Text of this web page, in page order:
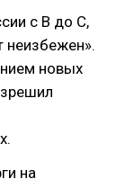
с В до С,
неизбежен».
новых
на